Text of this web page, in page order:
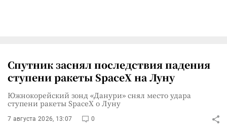
Спутник заснял последствия падения
ступени ракеты SpaceX на Луну
Южнокорейский зонд «Данури» снял место удара
ступени ракеты SpaceX о Луну
7 августа 2026, 13:07 0